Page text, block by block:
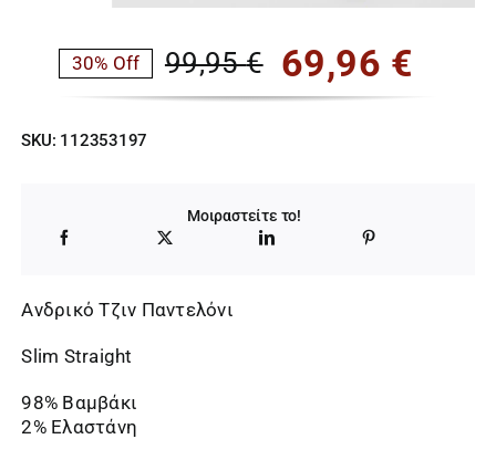
ENGLISH
99,95€
Original
99,95 €.
69,96 €
Η
είναι:
69,96 €.
30% Off
SKU: 112353197
Μοιραστείτε το!
Ανδρικό Τζιν Παντελόνι
Slim Straight
98% Βαμβάκι
2% Ελαστάνη